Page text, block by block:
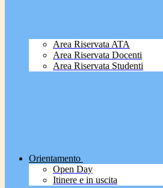
Area Riservata ATA
Area Riservata Docenti
Area Riservata Studenti
Orientamento
Open Day
Itinere e in uscita